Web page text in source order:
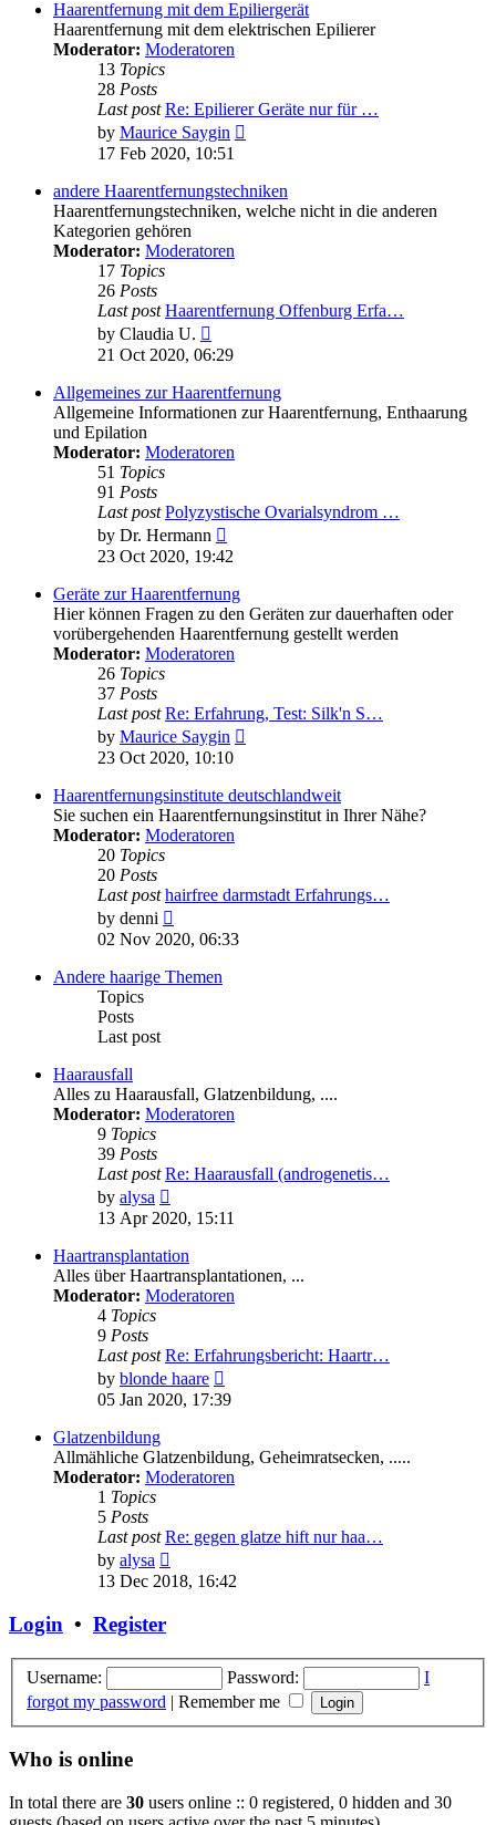
post
Haarentfernung mit dem Epiliergerät
Haarentfernung mit dem elektrischen Epilierer
Moderator: Moderatoren
13 Topics
28 Posts
Last post Re: Epilierer Geräte nur für …
by Maurice Saygin
post
17 Feb 2020, 10:51
andere Haarentfernungstechniken
Haarentfernungstechniken, welche nicht in die anderen
Kategorien gehören
Moderator: Moderatoren
17 Topics
26 Posts
Last post Haarentfernung Offenburg Erfa…
by Claudia U.
the
post
21 Oct 2020, 06:29
Allgemeines zur Haarentfernung
Allgemeine Informationen zur Haarentfernung, Enthaarung
und Epilation
Moderator: Moderatoren
51 Topics
91 Posts
Last post Polyzystische Ovarialsyndrom …
by Dr. Hermann
the
post
23 Oct 2020, 19:42
Geräte zur Haarentfernung
Hier können Fragen zu den Geräten zur dauerhaften oder
vorübergehenden Haarentfernung gestellt werden
Moderator: Moderatoren
26 Topics
37 Posts
Last post Re: Erfahrung, Test: Silk'n S…
by Maurice Saygin
post
23 Oct 2020, 10:10
Haarentfernungsinstitute deutschlandweit
Sie suchen ein Haarentfernungsinstitut in Ihrer Nähe?
Moderator: Moderatoren
20 Topics
20 Posts
Last post hairfree darmstadt Erfahrungs…
by denni
the
post
02 Nov 2020, 06:33
Andere haarige Themen
Topics
Posts
Last post
Haarausfall
Alles zu Haarausfall, Glatzenbildung, ....
Moderator: Moderatoren
9 Topics
39 Posts
Last post Re: Haarausfall (androgenetis…
by alysa
the
post
13 Apr 2020, 15:11
Haartransplantation
Alles über Haartransplantationen, ...
Moderator: Moderatoren
4 Topics
9 Posts
Last post Re: Erfahrungsbericht: Haartr…
by blonde haare
the
05 Jan 2020, 17:39
Glatzenbildung
Allmähliche Glatzenbildung, Geheimratsecken, .....
Moderator: Moderatoren
1 Topics
5 Posts
Last post Re: gegen glatze hift nur haa…
by alysa
the
13 Dec 2018, 16:42
Login • Register
Username: Password:
I
forgot my password | Remember me
Who is online
In total there are 30 users online :: 0 registered, 0 hidden and 30